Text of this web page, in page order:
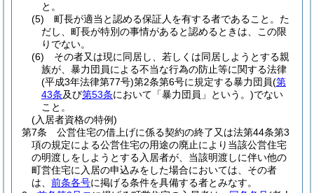
と。
(5)
町長が適当と認める保証人を有する者であること。 た
だし、町長が特別の事情があると認めるときは、この限
りでない。
(6)
その者又は現に同居し、若しくは同居しようとする親
族が、暴力団員による不当な行為の防止等に関する法律
(平成3年法律第77号)第2条第6号に規定する暴力団員(第
43条及び第53条において「暴力団員」という。)でない
こと。
(入居者資格の特例)
第7条
公営住宅の借上げに係る契約の終了又は法第44条第3
項の規定による公営住宅の用途の廃止により当該公営住宅
の明渡しをしようとする入居者が、当該明渡しに伴い他の
町営住宅に入居の申込みをした場合においては、その者
は、 前条各号に掲げる条件を具備する者とみなす。